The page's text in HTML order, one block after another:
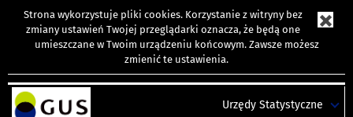
Strona wykorzystuje pliki cookies. Korzystanie z witryny bez
zmiany ustawień Twojej przeglądarki oznacza, że będą one
umieszczane w Twoim urządzeniu końcowym. Zawsze możesz
zmienić te ustawienia.
Urzędy Statystyczne